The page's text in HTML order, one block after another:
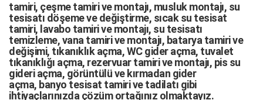
tamiri, çeşme tamirivemontajı, musluk montajı, su
tesisatı döşemeve değiştirme, sıcak su tesisat
tamiri, lavabo tamirivemontajı, su tesisatı
temizleme,vana tamirivemontajı, batarya tamirive
değişimi, tıkanıklık açma,WC gider açma, tuvalet
tıkanıklığı açma, rezervuar tamirive montajı, pis su
gideri açma, görüntülü ve kırmadan gider
açma, banyo tesisat tamirivetadilatı gibi
ihtiyaçlarınızda çözüm ortağınız olmaktayız.